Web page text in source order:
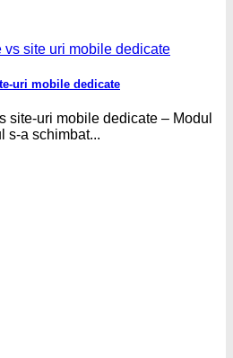
uri mobile dedicate
site-uri mobile dedicate – Modul
s-a schimbat...